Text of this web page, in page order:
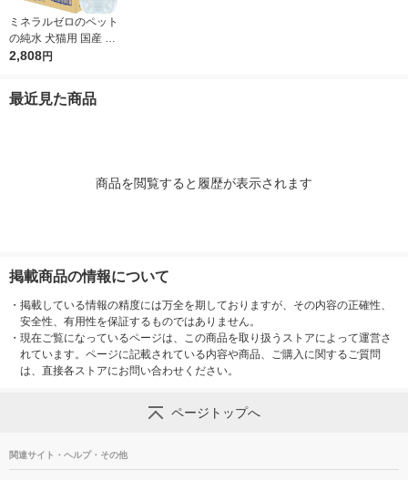
ミネラルゼロのペット
の純水 犬猫用 国産 2L
1ケース（1本×6）森
2,808円
最近見た商品
商品を閲覧すると履歴が表示されます
掲載商品の情報について
・ 掲載している情報の精度には万全を期しておりますが、その内容の正確性、
安全性、有用性を保証するものではありません。
・ 現在ご覧になっているページは、この商品を取り扱うストアによって運営さ
れています。ページに記載されている内容や商品、ご購入に関するご質問
は、直接各ストアにお問い合わせください。
ページトップへ
関連サイト・ヘルプ・その他